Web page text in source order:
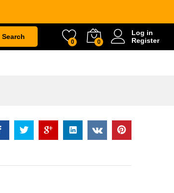
Search
0 0
Log in
Register